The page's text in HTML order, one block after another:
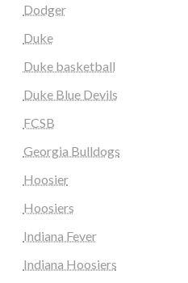
Dodger
Duke
Duke basketball
Duke Blue Devils
FCSB
Georgia Bulldogs
Hoosier
Hoosiers
Indiana Fever
Indiana Hoosiers